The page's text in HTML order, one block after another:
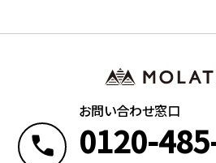
お問い合わせ窓口
0120-